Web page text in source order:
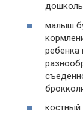
малыш
костный